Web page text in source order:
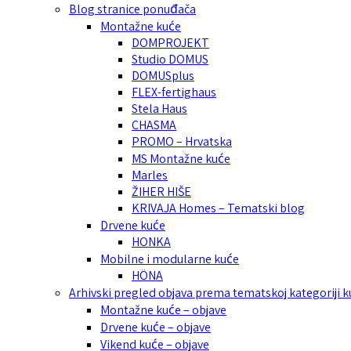
Blog stranice ponuđača
Montažne kuće
DOMPROJEKT
Studio DOMUS
DOMUSplus
FLEX-fertighaus
Stela Haus
CHASMA
PROMO – Hrvatska
MS Montažne kuće
Marles
ŽIHER HIŠE
KRIVAJA Homes – Tematski blog
Drvene kuće
HONKA
Mobilne i modularne kuće
HÖNA
Arhivski pregled objava prema tematskoj kategoriji
Montažne kuće – objave
Drvene kuće – objave
Vikend kuće – objave